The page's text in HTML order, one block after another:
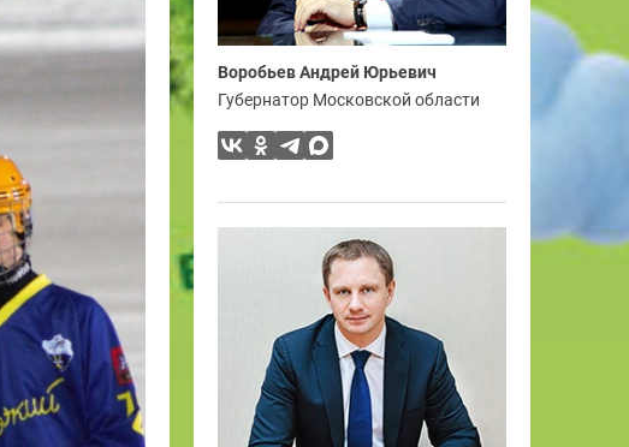
Воробьев Андрей Юрьевич
Губернатор Московской области